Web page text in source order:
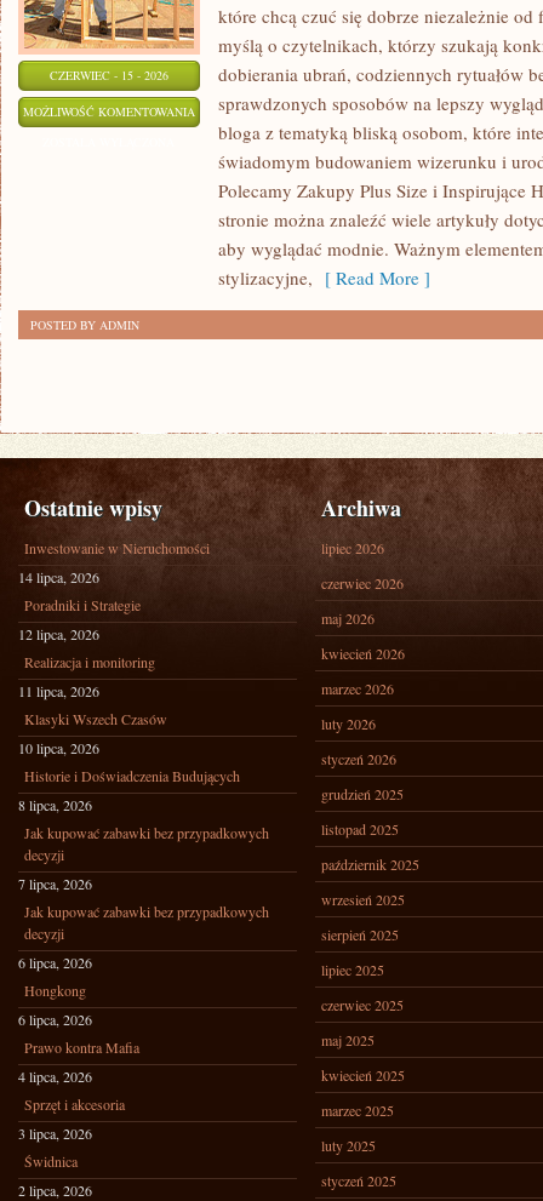
CZERWIEC - 15 - 2026
MOŻLIWOŚĆ KOMENTOWANIA MODA
PLUS
SIZE
które chcą czuć się dobrze niezależnie od
myślą o czytelnikach, którzy szukają
dobierania ubrań, codziennych rytuałów
sprawdzonych sposobów na lepszy
bloga z tematyką bliską osobom, które
świadomym budowaniem wizerunku i
Polecamy Zakupy Plus Size i Inspirujące
stronie można znaleźć wiele artykuły
aby wyglądać modnie. Ważnym
stylizacyjne, [ Read More ]
POSTED BY ADMIN
Ostatnie wpisy
Inwestowanie w Nieruchomości
14 lipca, 2026
Poradniki i Strategie
12 lipca, 2026
Realizacja i monitoring
11 lipca, 2026
Klasyki Wszech Czasów
10 lipca, 2026
Historie i Doświadczenia Budujących
8 lipca, 2026
Jak kupować zabawki bez przypadkowych
decyzji
7 lipca, 2026
Jak kupować zabawki bez przypadkowych
decyzji
6 lipca, 2026
Hongkong
6 lipca, 2026
Prawo kontra Mafia
4 lipca, 2026
Sprzęt i akcesoria
3 lipca, 2026
Świdnica
2 lipca, 2026
Archiwa
lipiec 2026
czerwiec 2026
maj 2026
kwiecień 2026
marzec 2026
luty 2026
styczeń 2026
grudzień 2025
listopad 2025
październik 2025
wrzesień 2025
sierpień 2025
lipiec 2025
czerwiec 2025
maj 2025
kwiecień 2025
marzec 2025
luty 2025
styczeń 2025